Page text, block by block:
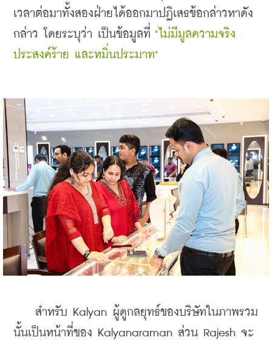
เวลาต่อมาทั้งสองฝ่ายได้ออกมาปฏิเสธข้อกล่าวหาดัง
กล่าว โดยระบุว่า เป็นข้อมูลที่ "ไม่มีมูลความจริง
ประสงค์ร้าย และหมิ่นประมาท"
สำหรับ Kalyan ผู้ดูกลยุทธ์ของบริษัทในภาพรวม
นั้นเป็นหน้าที่ของ Kalyanaraman ส่วน Rajesh จะ